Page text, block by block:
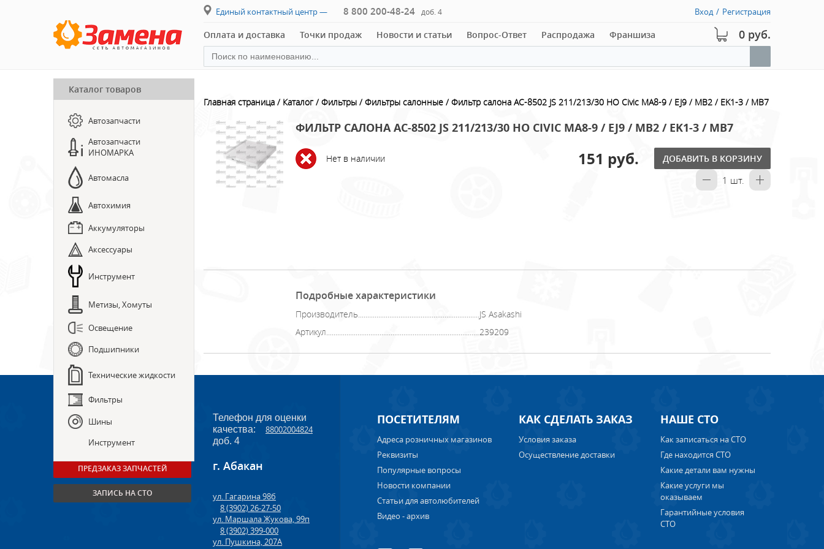
Единый контактный центр — 8 800 200-48-24 доб. 4 Вход / Регистрация
Оплата и доставка Точки продаж Новости и статьи Вопрос-Ответ Распродажа Франшиза 0 руб.
ПРЕДЗАКАЗ ЗАПЧАСТЕЙ
ЗАПИСЬ НА СТО
Каталог товаров
Автозапчасти
Автозапчасти
ИНОМАРКА
Автомасла
Автохимия
Аккумуляторы
Аксессуары
Инструмент
Метизы, Хомуты
Освещение
Подшипники
Технические жидкости
Фильтры
Шины
Инструмент
Главная страница Каталог Фильтры Фильтры салонные Фильтр салона AC-8502 JS 211/213/30 HO Civic MA8-9 / EJ9 / MB2 / EK1-3 / MB7
ФИЛЬТР САЛОНА AC-8502 JS 211/213/30 HO CIVIC MA8-9 / EJ9 / MB2 / EK1-3 / MB7
Нет в наличии 151 руб. ДОБАВИТЬ В КОРЗИНУ
1 шт.
Подробные характеристики
Производитель
JS Asakashi
Артикул
239209
ПРЕДЗАКАЗ ЗАПЧАСТЕЙ
ЗАПИСЬ НА СТО
Телефон для оценки
качества:
88002004824
доб. 4
г. Абакан
ул. Гагарина 98б
8 (3902) 26-27-50
ул. Маршала Жукова, 99п
8 (3902) 399-000
ул. Пушкина, 207А
ПОСЕТИТЕЛЯМ
Адреса розничных магазинов
Реквизиты
Популярные вопросы
Новости компании
Статьи для автолюбителей
Видео - архив
КАК СДЕЛАТЬ ЗАКАЗ
Условия заказа
Осуществление доставки
НАШЕ СТО
Как записаться на СТО
Где находится СТО
Какие детали вам нужны
Какие услуги мы
оказываем
Гарантийные условия
СТО